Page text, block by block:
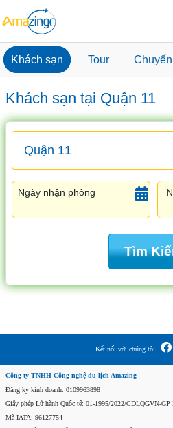
Khách sạn Tour
Khách sạn tại Quận 11
Ngày nhận phòng
Tìm
Kết nối với chúng tôi
Công ty TNHH Công nghệ du lịch Amazing
Đăng ký kinh doanh: 0109963898
Giấy phép Lữ hành Quốc tế: 01-1995/2022/CDLQGVN-GP
Mã IATA: 96127754